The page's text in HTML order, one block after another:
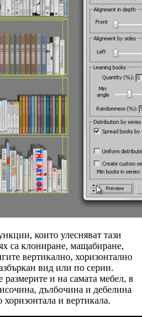
които улесняват тази
са клониране, мащабиране,
вертикално, хоризонтално
вид или по серии.
размерите и на самата мебел, в
дълбочина и дебелина
и вертикала.